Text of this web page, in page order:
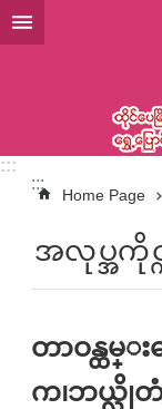
အဓိကအကြောင်းအ
:::
:::
Home Page
အလုပ္အကိုင္
တာဝန္ထမ္း
က၊ဘယ္လိုတံ